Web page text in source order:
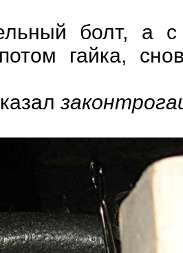
болт, а с
гайка,